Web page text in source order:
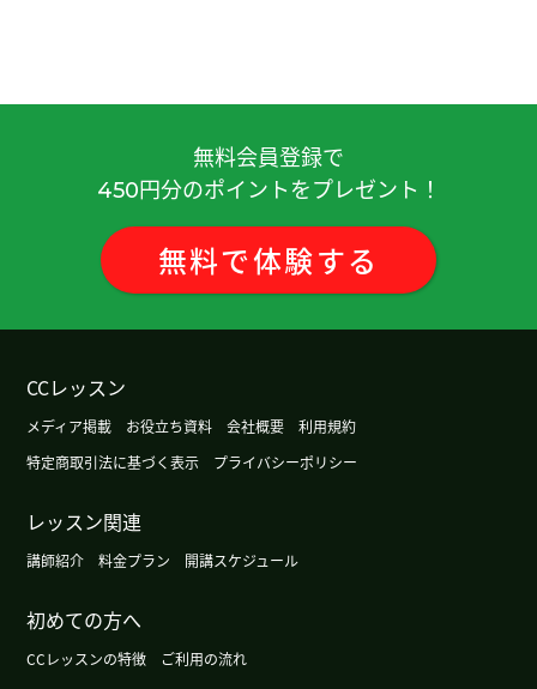
谢谢您帮我写我不懂的单词，帮我写我不会讲的拼
是真的感谢您。您已经知道学生的需求。您没有不
礼貌，反正是很有礼貌的。希望继续跟您在一起学
习中文。希望找到您开放的上课课程。那期待下次
见，谢谢！
( 男性 )
来日本时候。期待下次的课。谢谢您！！
初めてのレッスンありがとうございました。これ
我不太会发四声。( 50代 男性 )
無料会員登録で
450円分のポイントをプレゼント！
無料で体験する
CCレッスン
メディア掲載 お役立ち資料 会社概要
利用規約
特定商取引法に基づく表示
プライバシーポリシー
レッスン関連
講師紹介 料金プラン 開講スケジュール
初めての方へ
CCレッスンの特徴 ご利用の流れ